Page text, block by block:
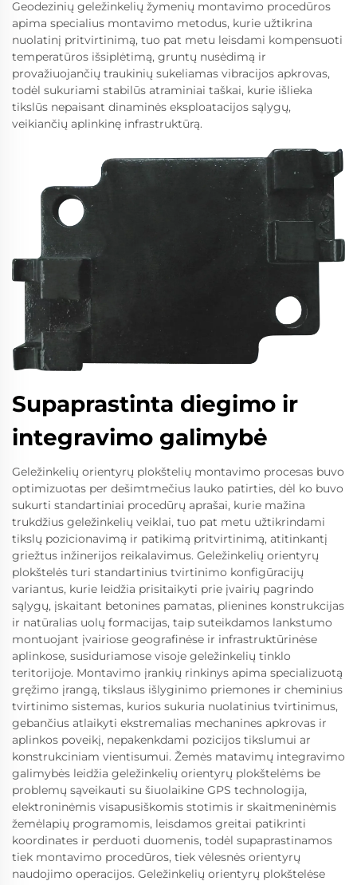
Geodezinių geležinkelių žymenių montavimo procedūros
apima specialius montavimo metodus, kurie užtikrina
nuolatinį pritvirtinimą, tuo pat metu leisdami kompensuoti
temperatūros išsiplėtimą, gruntų nusėdimą ir
provažiuojančių traukinių sukeliamas vibracijos apkrovas,
todėl sukuriami stabilūs atraminiai taškai, kurie išlieka
tikslūs nepaisant dinaminės eksploatacijos sąlygų,
veikiančių aplinkinę infrastruktūrą.
Supaprastinta diegimo ir
integravimo galimybė
Geležinkelių orientyrų plokštelių montavimo procesas buvo
optimizuotas per dešimtmečius lauko patirties, dėl ko buvo
sukurti standartiniai procedūrų aprašai, kurie mažina
trukdžius geležinkelių veiklai, tuo pat metu užtikrindami
tikslų pozicionavimą ir patikimą pritvirtinimą, atitinkantį
griežtus inžinerijos reikalavimus. Geležinkelių orientyrų
plokštelės turi standartinius tvirtinimo konfigūracijų
variantus, kurie leidžia prisitaikyti prie įvairių pagrindo
sąlygų, įskaitant betonines pamatas, plienines konstrukcijas
ir natūralias uolų formacijas, taip suteikdamos lankstumo
montuojant įvairiose geografinėse ir infrastruktūrinėse
aplinkose, susiduriamose visoje geležinkelių tinklo
teritorijoje. Montavimo įrankių rinkinys apima specializuotą
gręžimo įrangą, tikslaus išlyginimo priemones ir cheminius
tvirtinimo sistemas, kurios sukuria nuolatinius tvirtinimus,
gebančius atlaikyti ekstremalias mechanines apkrovas ir
aplinkos poveikį, nepakenkdami pozicijos tikslumui ar
konstrukciniam vientisumui. Žemės matavimų integravimo
galimybės leidžia geležinkelių orientyrų plokštelėms be
problemų sąveikauti su šiuolaikine GPS technologija,
elektroninėmis visapusiškomis stotimis ir skaitmeninėmis
žemėlapių programomis, leisdamos greitai patikrinti
koordinates ir perduoti duomenis, todėl supaprastinamos
tiek montavimo procedūros, tiek vėlesnės orientyrų
naudojimo operacijos. Geležinkelių orientyrų plokštelėse